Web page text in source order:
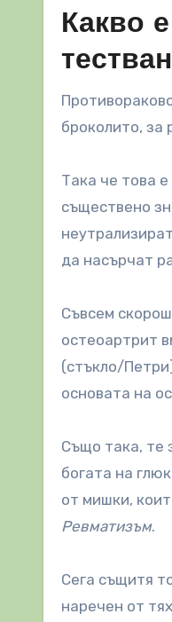
Какво
броколито, за
Така че това
съществено
да насърчат
Съвсем
остеоартрит
(стъкло/
основата на
Също така, те
богата на
от мишки,
Ревматизъм.
Сега същитя
наречен от